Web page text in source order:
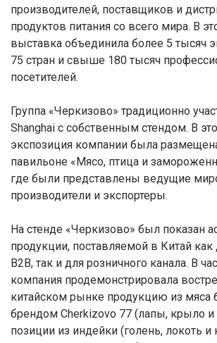
производителей, поставщиков и
продуктов питания со всего мира. В
выставка объединила более 5 тысяч
75 стран и свыше 180 тысяч
посетителей.
Группа «Черкизово» традиционно
Shanghai с собственным стендом. В
экспозиция компании была
павильоне «Мясо, птица и
где были представлены ведущие
производители и экспортеры.
На стенде «Черкизово» был показан
продукции, поставляемой в Китай как
B2B, так и для розничного канала. В
компания продемонстрировала
китайском рынке продукцию из мяса
брендом Cherkizovo 77 (лапы, крыло и
позиции из индейки (голень, локоть и